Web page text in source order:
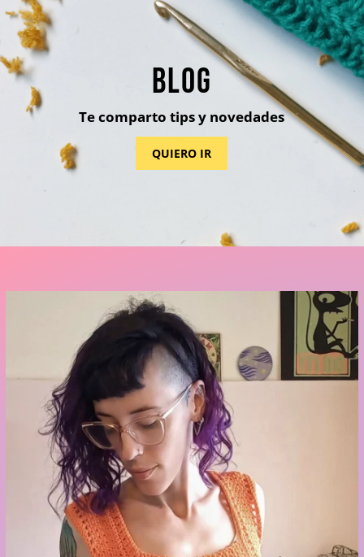
BLOG
Te comparto tips y novedades
QUIERO IR